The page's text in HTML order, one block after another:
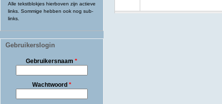
Alle tekstblokjes hierboven zijn actieve
links. Sommige hebben ook nog sub-
links.
Gebruikerslogin
Gebruikersnaam*
Wachtwoord *